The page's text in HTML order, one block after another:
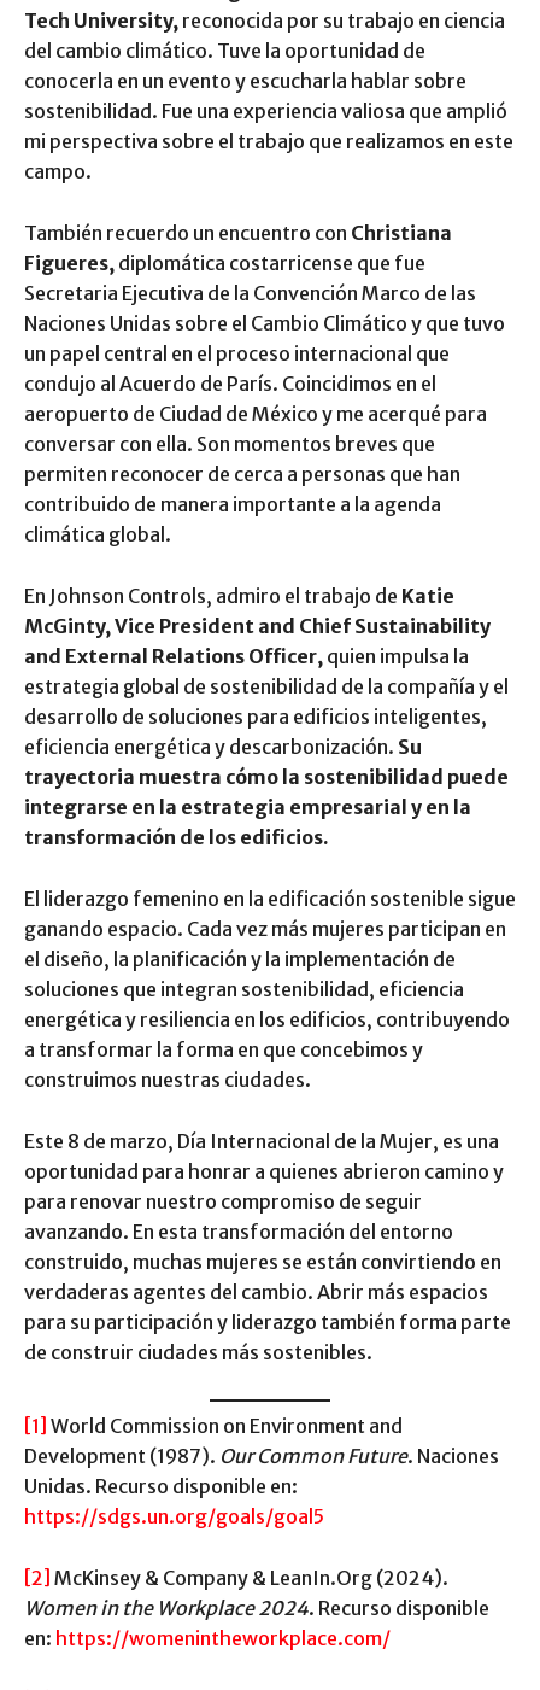
Tech University, reconocida por su trabajo en ciencia
del cambio climático. Tuve la oportunidad de
conocerla en un evento y escucharla hablar sobre
sostenibilidad. Fue una experiencia valiosa que amplió
mi perspectiva sobre el trabajo que realizamos en este
campo.
También recuerdo un encuentro con Christiana
Figueres, diplomática costarricense que fue
Secretaria Ejecutiva de la Convención Marco de las
Naciones Unidas sobre el Cambio Climático y que tuvo
un papel central en el proceso internacional que
condujo al Acuerdo de París. Coincidimos en el
aeropuerto de Ciudad de México y me acerqué para
conversar con ella. Son momentos breves que
permiten reconocer de cerca a personas que han
contribuido de manera importante a la agenda
climática global.
En Johnson Controls, admiro el trabajo de Katie
McGinty, Vice President and Chief Sustainability
and External Relations Officer, quien impulsa la
estrategia global de sostenibilidad de la compañía y el
desarrollo de soluciones para edificios inteligentes,
eficiencia energética y descarbonización. Su
trayectoria muestra cómo la sostenibilidad puede
integrarse en la estrategia empresarial y en la
transformación de los edificios.
El liderazgo femenino en la edificación sostenible sigue
ganando espacio. Cada vez más mujeres participan en
el diseño, la planificación y la implementación de
soluciones que integran sostenibilidad, eficiencia
energética y resiliencia en los edificios, contribuyendo
a transformar la forma en que concebimos y
construimos nuestras ciudades.
Este 8 de marzo, Día Internacional de la Mujer, es una
oportunidad para honrar a quienes abrieron camino y
para renovar nuestro compromiso de seguir
avanzando. En esta transformación del entorno
construido, muchas mujeres se están convirtiendo en
verdaderas agentes del cambio. Abrir más espacios
para su participación y liderazgo también forma parte
de construir ciudades más sostenibles.
[1] World Commission on Environment and
Development (1987). Our Common Future. Naciones
Unidas. Recurso disponible en:
https://sdgs.un.org/goals/goal5
[2] McKinsey & Company & LeanIn.Org (2024).
Women in the Workplace 2024. Recurso disponible
en: https://womenintheworkplace.com/